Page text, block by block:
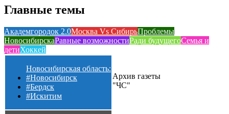
Главные темы
Академгородок 2.0Москва Vs СибирьПроблемы
НовосибирскаРавные возможностиРади будущегоСемья и
детиХоккей
Новосибирская область:
#Новосибирск
#Бердск
#Искитим
Архив газеты
"ЧС"